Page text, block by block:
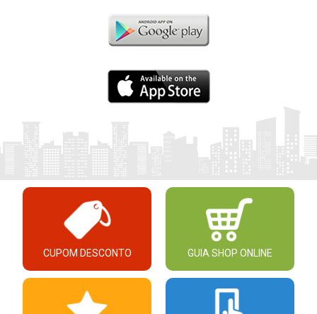
CUPOM DESCONTO GUIA SHOP ONLINE